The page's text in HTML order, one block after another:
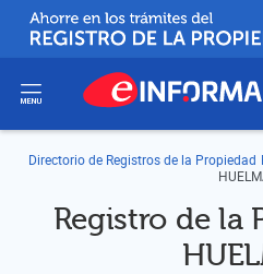
del menú
Directorio de Registros de la Propiedad
Registro de la